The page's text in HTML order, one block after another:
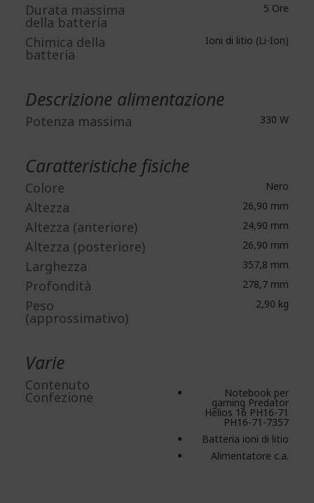
Durata massima
della batteria
5 Ore
Chimica della
batteria
Ioni di litio (Li-Ion)
Descrizione alimentazione
Potenza massima 330 W
Caratteristiche fisiche
Colore Nero
Altezza 26,90 mm
Altezza (anteriore) 24,90 mm
Altezza (posteriore) 26,90 mm
Larghezza 357,8 mm
Profondità 278,7 mm
Peso
(approssimativo)
2,90 kg
Varie
Contenuto
Confezione Notebook per
gaming Predator
Helios 16 PH16-71
PH16-71-7357
Batteria ioni di litio
Alimentatore c.a.